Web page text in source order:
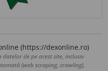
(https://dexonline.ro)
de pe acest site, inclusiv
(web scraping, crawling),